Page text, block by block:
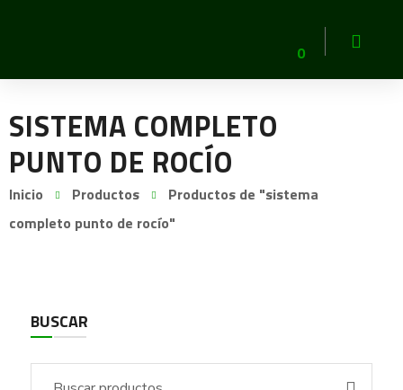
0
SISTEMA COMPLETO
PUNTO DE ROCÍO
Inicio Productos
Productos de "sistema
completo punto de rocío"
BUSCAR